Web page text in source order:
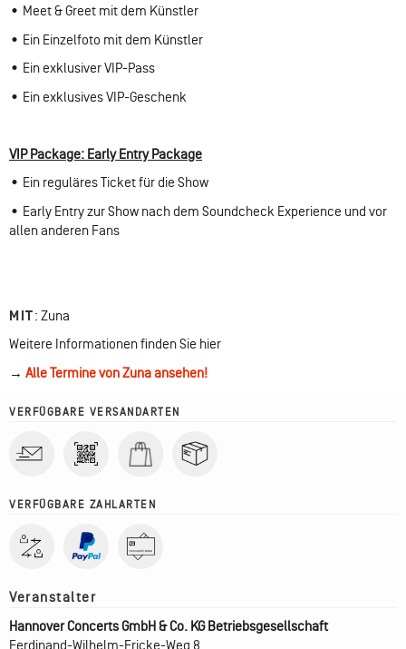
• Meet & Greet mit dem Künstler
• Ein Einzelfoto mit dem Künstler
• Ein exklusiver VIP-Pass
• Ein exklusives VIP-Geschenk
VIP Package: Early Entry Package
• Ein reguläres Ticket für die Show
• Early Entry zur Show nach dem Soundcheck Experience und vor
allen anderen Fans
MIT: Zuna
Weitere Informationen finden Sie hier
→ Alle Termine von Zuna ansehen!
VERFÜGBARE VERSANDARTEN
VERFÜGBARE ZAHLARTEN
Hannover Concerts GmbH & Co. KG Betriebsgesellschaft
Ferdinand-Wilhelm-Fricke-Weg 8